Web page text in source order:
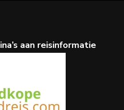
aan reisinformatie